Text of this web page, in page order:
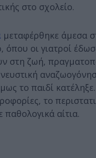
στο σχολείο.
μεταφέρθηκε άμεσα
όπου οι γιατροί
στη ζωή,
το παιδί
το
παθολογικά αίτια.